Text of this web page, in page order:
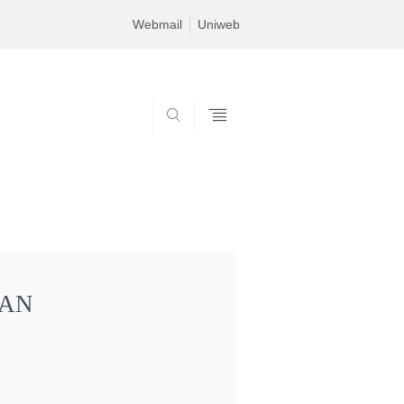
Webmail Uniweb